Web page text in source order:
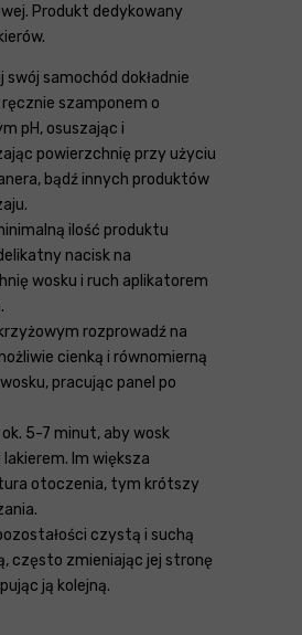
Produkt dedykowany
swój samochód dokładnie
szamponem o
pH, osuszając i
powierzchnię przy użyciu
bądź innych produktów
ilość produktu
nacisk na
wosku i ruch aplikatorem
rozprowadź na
cienką i równomierną
pracując panel po
5-7 minut, aby wosk
lakierem. Im większa
otoczenia, tym krótszy
czystą i suchą
często zmieniając jej stronę
ją kolejną.